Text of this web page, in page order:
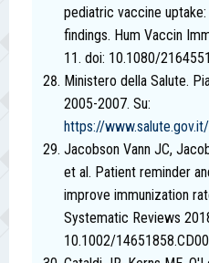
pediatric vaccine
findings. Hum Vaccin
11. doi: 10.1080/
Ministero della Salute.
2005-2007. Su:
https://
Jacobson Vann JC,
et al. Patient reminder
improve immunization
Systematic Reviews
10.1002/